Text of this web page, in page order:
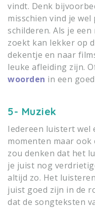
vindt. Denk
misschien vind je
schilderen. Als je
zoekt kan lekker op
dekentje en naar
leuke afleiding zijn.
woorden in een
5- Muziek
Iedereen luistert wel
momenten maar ook
zou denken dat het
je juist nog
altijd zo. Het
juist goed zijn in de
dat de songteksten